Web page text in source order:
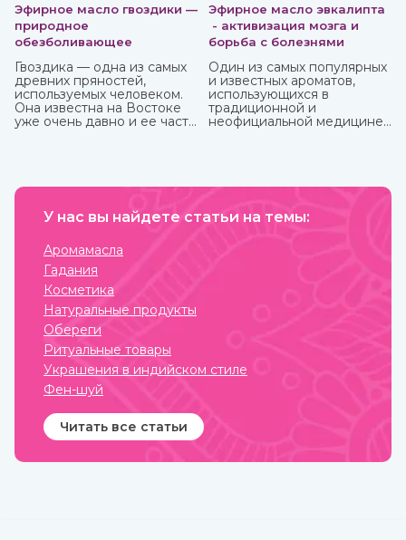
Эфирное масло гвоздики —
природное
обезболивающее
Гвоздика — одна из самых
древних пряностей,
используемых человеком.
Она известна на Востоке
уже очень давно и ее часто
Эфирное масло эвкалипта
- активизация мозга и
борьба с болезнями
Один из самых популярных
и известных ароматов,
использующихся в
традиционной и
неофициальной медицине,
Антибактериальный и
этого миртового дерева,
У нас вы найдете статьи на темы:
Аромамасла
Гадания
Косметика
Натуральные продукты
Обереги
Ритуальные товары
Украшения в индийском стиле
Фен-шуй
Читать все статьи